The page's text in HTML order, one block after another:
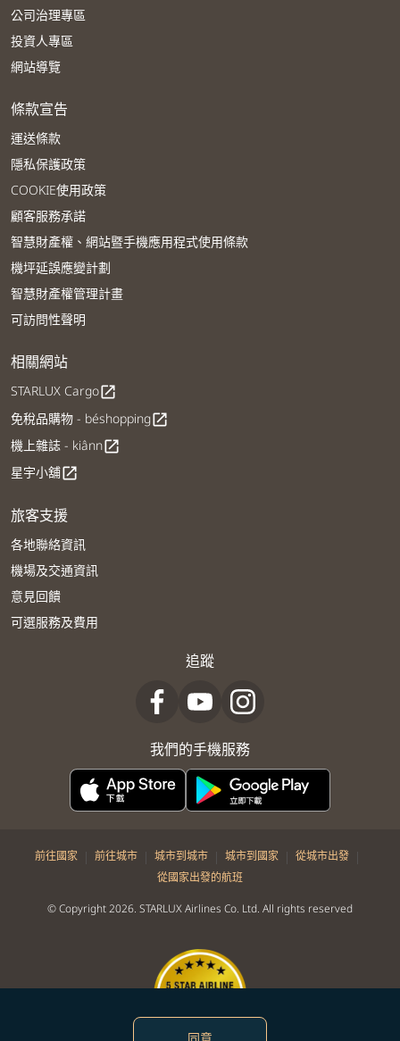
公司治理專區
投資人專區
網站導覽
條款宣告
運送條款
隱私保護政策
COOKIE使用政策
顧客服務承諾
智慧財產權、網站暨手機應用程式使用條款
機坪延誤應變計劃
智慧財產權管理計畫
可訪問性聲明
相關網站
STARLUX Cargoopen_in_new
免稅品購物 - béshoppingopen_in_new
機上雜誌 - kiânnopen_in_new
星宇小舖open_in_new
旅客支援
各地聯絡資訊
機場及交通資訊
意見回饋
可選服務及費用
追蹤
我們的手機服務
前往國家 | 前往城市 | 城市到城市 | 城市到國家 | 從城市出發 |
從國家出發的航班
© Copyright 2026. STARLUX Airlines Co. Ltd. All rights reserved